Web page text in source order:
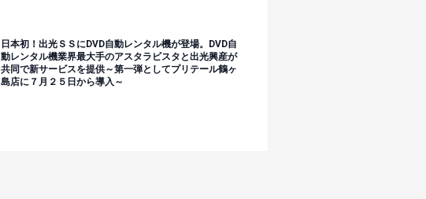
日本初！出光ＳＳにDVD自動レンタル機が登場。DVD自
動レンタル機業界最大手のアスタラビスタと出光興産が
共同で新サービスを提供～第一弾としてプリテール鶴ヶ
島店に７月２５日から導入～